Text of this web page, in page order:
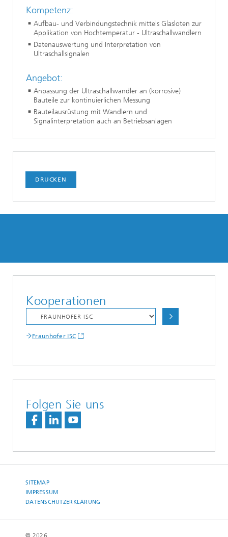
Kompetenz:
Aufbau- und Verbindungstechnik mittels Glasloten zur
Applikation von Hochtemperatur - Ultraschallwandlern
Datenauswertung und Interpretation von
Ultraschallsignalen
Angebot:
Anpassung der Ultraschallwandler an (korrosive)
Bauteile zur kontinuierlichen Messung
Bauteilausrüstung mit Wandlern und
Signalinterpretation auch an Betriebsanlagen
DRUCKEN
Kooperationen
Fraunhofer ISC
Folgen Sie uns
SITEMAP
IMPRESSUM
DATENSCHUTZERKLÄRUNG
© 2026